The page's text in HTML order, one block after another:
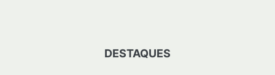
DESTAQUES